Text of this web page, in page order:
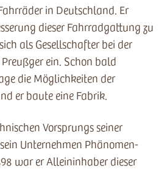
in Deutschland. Er
dieser Fahrradgattung zu
als Gesellschafter bei der
ein. Schon bald
die Möglichkeiten der
er baute eine Fabrik.
Vorsprungs seiner
Unternehmen Phänomen-
war er Alleininhaber dieser